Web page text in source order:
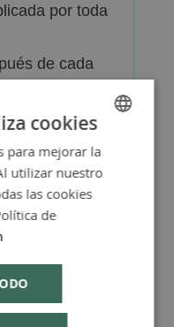
por toda
de cada
dependen
con la
El
grandes
es
SPANISH
ENGLISH
cookies
para mejorar la
utilizar nuestro
las cookies
de